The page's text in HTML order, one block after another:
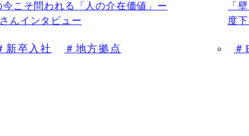
こそ問われる「人の介在価値」ー
んインタビュー
新卒入社 地方拠点
「
度